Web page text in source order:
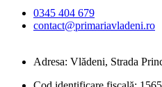
0345 404 679
contact@primariavladeni.ro
Adresa: Vlădeni, Strada